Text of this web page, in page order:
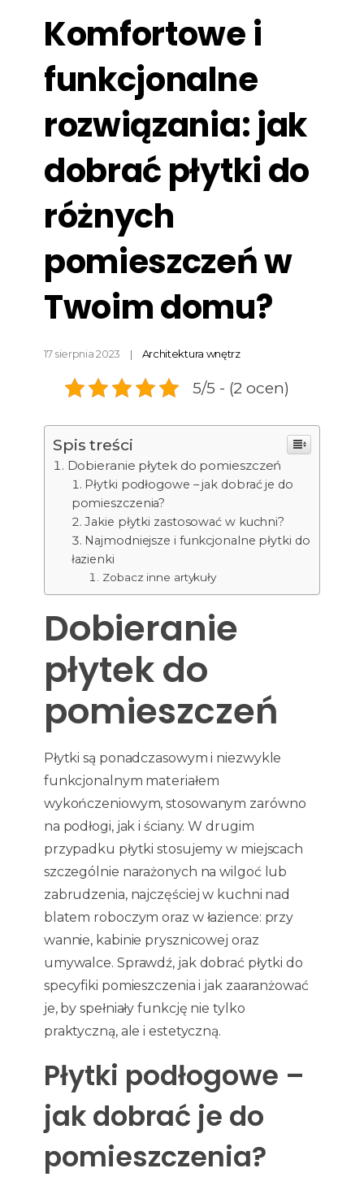
Komfortowe i
funkcjonalne
rozwiązania: jak
dobrać płytki do
różnych
pomieszczeń w
Twoim domu?
17 sierpnia 2023 Architektura wnętrz
5/5 - (2 ocen)
Spis treści
Dobieranie płytek do pomieszczeń
Płytki podłogowe – jak dobrać je do
pomieszczenia?
Jakie płytki zastosować w kuchni?
Najmodniejsze i funkcjonalne płytki do
łazienki
Zobacz inne artykuły
Dobieranie
płytek do
pomieszczeń
Płytki są ponadczasowym i niezwykle
funkcjonalnym materiałem
wykończeniowym, stosowanym zarówno
na podłogi, jak i ściany. W drugim
przypadku płytki stosujemy w miejscach
szczególnie narażonych na wilgoć lub
zabrudzenia, najczęściej w kuchni nad
blatem roboczym oraz w łazience: przy
wannie, kabinie prysznicowej oraz
umywalce. Sprawdź, jak dobrać płytki do
specyfiki pomieszczenia i jak zaaranżować
je, by spełniały funkcję nie tylko
praktyczną, ale i estetyczną.
Płytki podłogowe –
jak dobrać je do
pomieszczenia?